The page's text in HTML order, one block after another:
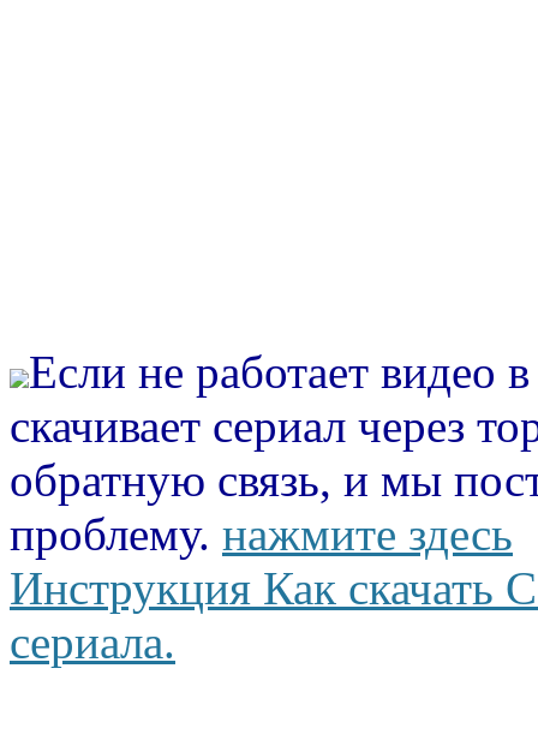
Если не работает видео
скачивает сериал через
обратную связь, и мы
проблему. нажмите здесь
Инструкция Как скачать
сериала.